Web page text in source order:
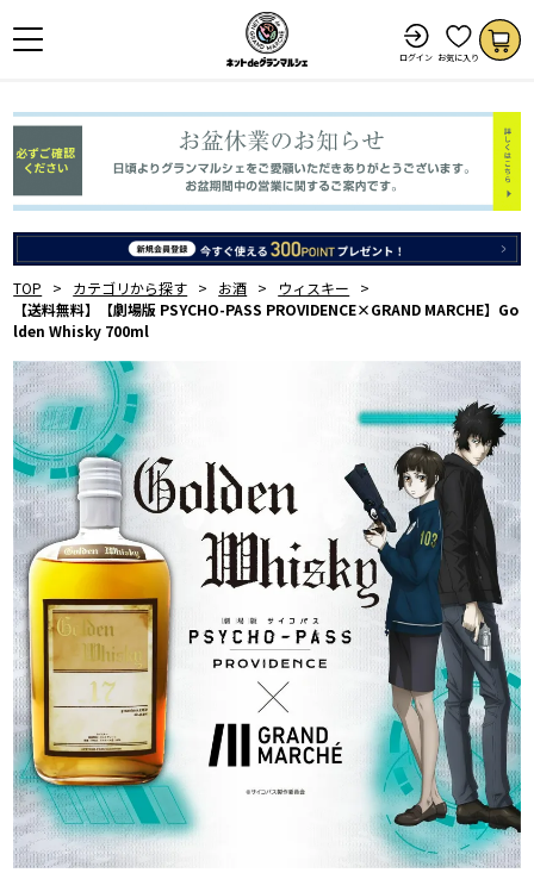
ログイン お気に入り
TOP カテゴリから探す お酒
ウィスキー
【送料無料】【劇場版 PSYCHO-PASS PROVIDENCE×GRAND MARCHE】Go
lden Whisky 700ml